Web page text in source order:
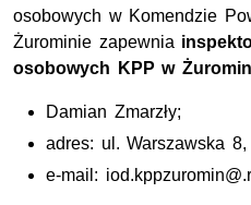
osobowych w Komendzie
Żurominie zapewnia
osobowych KPP w
Damian Zmarzły;
adres: ul. Warszawska
e-mail: